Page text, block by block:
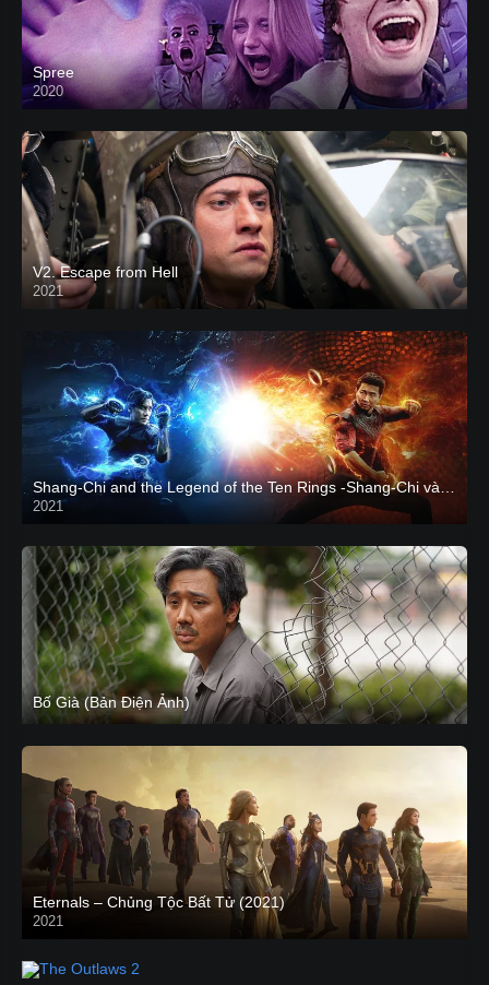
Spree
2020
V2. Escape from Hell
2021
2021
CAM
Bố Già (Bản Điện Ảnh)
Eternals – Chủng Tộc Bất Tử (2021)
2021
Trailer